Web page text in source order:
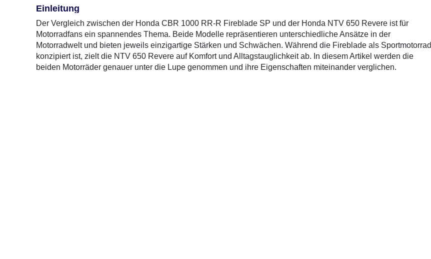
Einleitung
Der Vergleich zwischen der Honda CBR 1000 RR-R Fireblade SP und der Honda NTV 650 Revere ist für
Motorradfans ein spannendes Thema. Beide Modelle repräsentieren unterschiedliche Ansätze in der
Motorradwelt und bieten jeweils einzigartige Stärken und Schwächen. Während die Fireblade als Sportmotorrad
konzipiert ist, zielt die NTV 650 Revere auf Komfort und Alltagstauglichkeit ab. In diesem Artikel werden die
beiden Motorräder genauer unter die Lupe genommen und ihre Eigenschaften miteinander verglichen.